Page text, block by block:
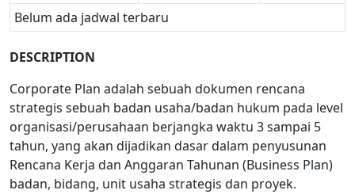
Belum ada jadwal terbaru
DESCRIPTION
Corporate Plan adalah sebuah dokumen rencana
strategis sebuah badan usaha/badan hukum pada level
organisasi/perusahaan berjangka waktu 3 sampai 5
tahun, yang akan dijadikan dasar dalam penyusunan
Rencana Kerja dan Anggaran Tahunan (Business Plan)
badan, bidang, unit usaha strategis dan proyek.